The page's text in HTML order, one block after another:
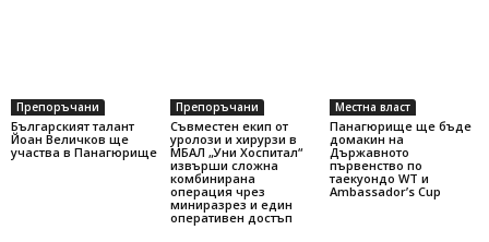
Препоръчани
Българският талант
Йоан Величков ще
участва в Панагюрище
Препоръчани
Съвместен екип от
уролози и хирурзи в
МБАЛ „Уни Хоспитал“
извърши сложна
комбинирана
операция чрез
миниразрез и един
оперативен достъп
Местна власт
Панагюрище ще бъде
домакин на
Държавното
първенство по
таекуондо WT и
Ambassador’s Cup